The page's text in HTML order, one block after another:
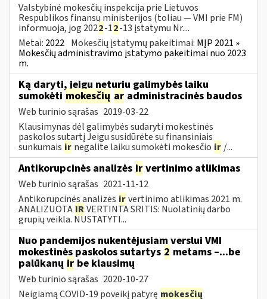
Valstybinė mokesčių inspekcija prie Lietuvos
Respublikos finansų ministerijos (toliau — VMI prie FM)
informuoja, jog 2022-12-13 įstatymu Nr....
Metai: 2022 Mokesčių įstatymų pakeitimai: MĮP 2021 »
Mokesčių administravimo įstatymo pakeitimai nuo 2023
m.
Ką daryti, jeigu neturiu galimybės laiku
sumokėti mokesčių ar administracinės baudos
Web turinio sąrašas 2019-03-22
Klausimynas dėl galimybės sudaryti mokestinės
paskolos sutartį Jeigu susidūrėte su finansiniais
sunkumais ir negalite laiku sumokėti mokesčio ir /...
Antikorupcinės analizės ir vertinimo atlikimas
Web turinio sąrašas 2021-11-12
Antikorupcinės analizės irvertinimo atlikimas 2021 m.
ANALIZUOTA IRVERTINTA SRITIS: Nuolatinių darbo
grupių veikla. NUSTATYTI...
Nuo pandemijos nukentėjusiam verslui VMI
mokestinės paskolos sutartys 2 metams –...be
palūkanų ir be klausimų
Web turinio sąrašas 2020-10-27
Neigiamą COVID-19 poveikį patyrę mokesčių